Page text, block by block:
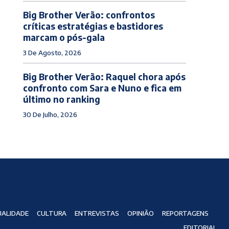
Big Brother Verão: confrontos
críticas estratégias e bastidores
marcam o pós-gala
3 De Agosto, 2026
Big Brother Verão: Raquel chora após
confronto com Sara e Nuno e fica em
último no ranking
30 De Julho, 2026
CULTURA ENTREVISTAS OPINIÃO
REPORTAGENS